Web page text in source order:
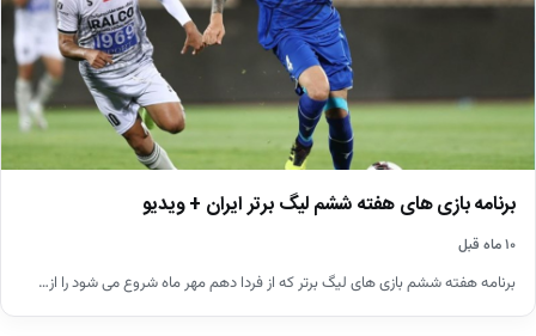
برنامه بازی های هفته ششم لیگ برتر ایران + ویدیو
۱۰ ماه قبل
برنامه هفته ششم بازی های لیگ برتر که از فردا دهم مهر ماه شروع می شود را از…